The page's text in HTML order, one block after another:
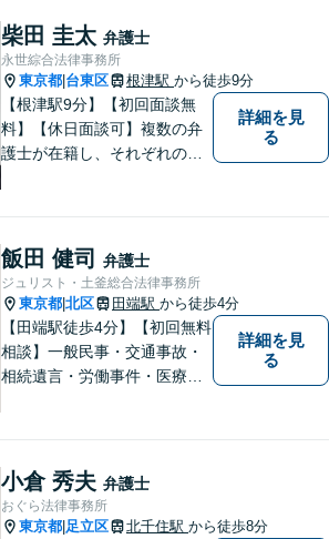
士」を目指しています。休日
や夜間相談も柔軟に対応【根
津駅9分】
柴田 圭太 弁護士
永世綜合法律事務所
東京都 台東区 根津駅 から徒歩9分
【根津駅9分】【初回面談無
料】【休日面談可】複数の弁
護士が在籍し、それぞれの知
り、柔軟かつ現実的な対応を
可能にしています。
詳細を見
る
飯田 健司 弁護士
ジュリスト・土釜総合法律事務所
東京都 北区 田端駅 から徒歩4分
【田端駅徒歩4分】【初回無料
相談】一般民事・交通事故・
相続遺言・労働事件・医療問
籍し、複雑な問題にも対応可
能です。お困りごとがありま
したら、まずはご相談を。
詳細を見
る
小倉 秀夫 弁護士
おぐら法律事務所
東京都 足立区 北千住駅 から徒歩8分